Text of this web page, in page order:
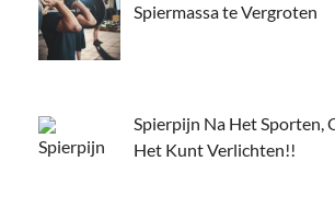
Spiermassa te Vergroten
Spierpijn Na Het Sporten,
Het Kunt Verlichten!!